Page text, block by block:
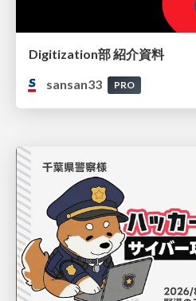
Digitization部 紹介資料
sansan33
PRO